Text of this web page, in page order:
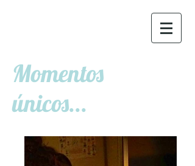
Momentos
únicos...